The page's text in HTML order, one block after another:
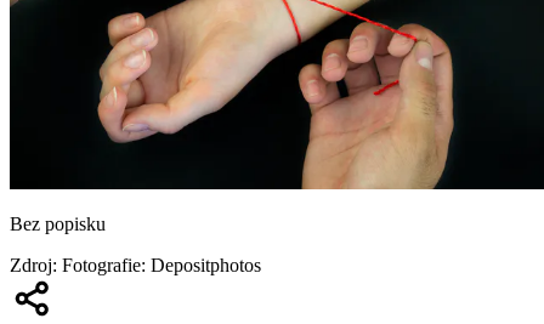
Bez popisku
Zdroj: Fotografie: Depositphotos